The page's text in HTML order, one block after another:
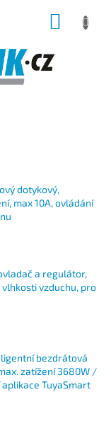
dotykový,
max 10A, ovládání
a regulátor,
vzduchu, pro
bezdrátová
zatížení 3680W /
TuyaSmart